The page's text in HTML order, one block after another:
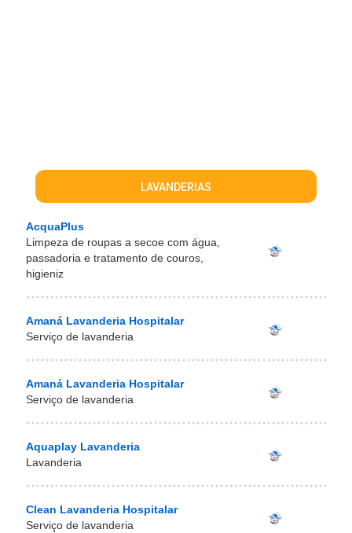
LAVANDERIAS
AcquaPlus
Limpeza de roupas a secoe com água,
passadoria e tratamento de couros,
higieniz
Amaná Lavanderia Hospitalar
Serviço de lavanderia
Amaná Lavanderia Hospitalar
Serviço de lavanderia
Aquaplay Lavanderia
Lavanderia
Clean Lavanderia Hospitalar
Serviço de lavanderia